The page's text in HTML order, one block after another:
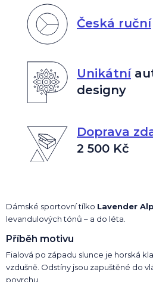
Česká ruční
Unikátní
designy
Doprava
2 500 Kč
Dámské sportovní tílko Lavender
levandulových tónů – a do léta.
Příběh motivu
Fialová po západu slunce je horská
vzdušně. Odstíny jsou zapuštěné do
povrchu.